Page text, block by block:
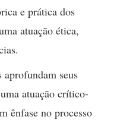
e prática dos
atuação ética,
seus
atuação crítico-
ênfase no processo